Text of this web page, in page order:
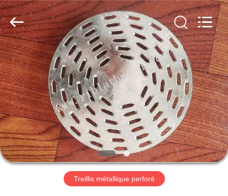
MAISON
DES
PRODUITS
AU
SUJET
DE
COUNTY
JIAFU
WIRE
MESH
MANUFACTURING
CO.,LTD.
All
Rights
Reserved.
Treillis métallique perforé